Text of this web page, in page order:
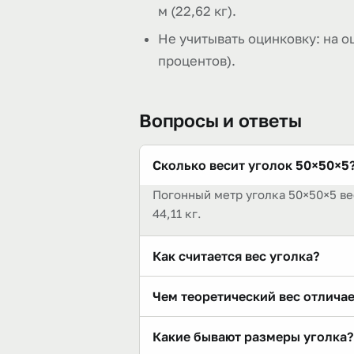
м (22,62 кг).
Не учитывать оцинковку: на
процентов).
Вопросы и ответы
Сколько весит уголок
Погонный метр уголка 50×50×5
44,11 кг.
Как считается вес уголка?
из сортамента ГОСТ 8509-93 —
Чем теоретический вес
допуска на толщину проката
Какие бывают размеры уголка?